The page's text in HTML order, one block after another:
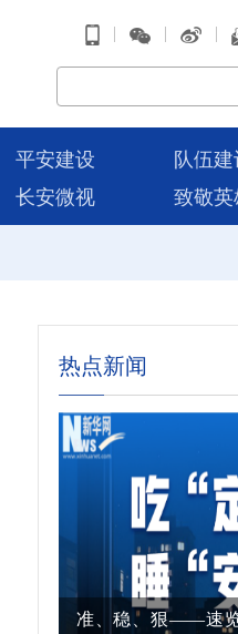
| | |
平安建设 队伍建
长安微视 致敬英
热点新闻
准、稳、狠——速